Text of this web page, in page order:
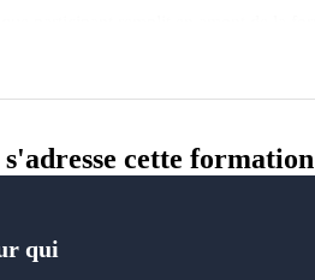
cette
qui